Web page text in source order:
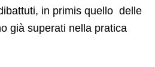
in primis quello delle
già superati nella pratica